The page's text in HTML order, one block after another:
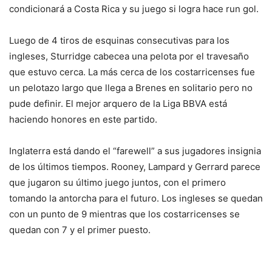
condicionará a Costa Rica y su juego si logra hace run gol.
Luego de 4 tiros de esquinas consecutivas para los
ingleses, Sturridge cabecea una pelota por el travesaño
que estuvo cerca. La más cerca de los costarricenses fue
un pelotazo largo que llega a Brenes en solitario pero no
pude definir. El mejor arquero de la Liga BBVA está
haciendo honores en este partido.
Inglaterra está dando el “farewell” a sus jugadores insignia
de los últimos tiempos. Rooney, Lampard y Gerrard parece
que jugaron su último juego juntos, con el primero
tomando la antorcha para el futuro. Los ingleses se quedan
con un punto de 9 mientras que los costarricenses se
quedan con 7 y el primer puesto.